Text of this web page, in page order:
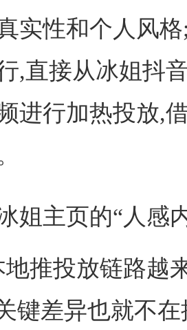
实性和个人风
,直接从冰姐抖
进行加热投放,
主页的“人感
推投放链路越
键差异也就不